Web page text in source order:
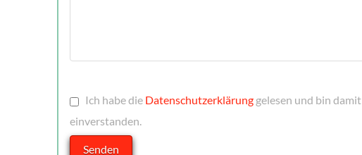
Ich habe die Datenschutzerklärunggelesen und bin damit
einverstanden.